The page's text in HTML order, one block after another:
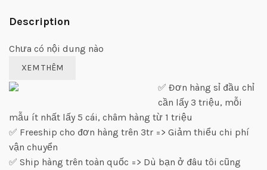
Description
Chưa có nội dung nào
XEM THÊM
✅ Đơn hàng sỉ đầu chỉ
cần lấy 3 triệu, mỗi
mẫu ít nhất lấy 5 cái, châm hàng từ 1 triệu
✅ Freeship cho đơn hàng trên 3tr => Giảm thiểu chi phí
vận chuyển
✅ Ship hàng trên toàn quốc => Dù bạn ở đâu tôi cũng